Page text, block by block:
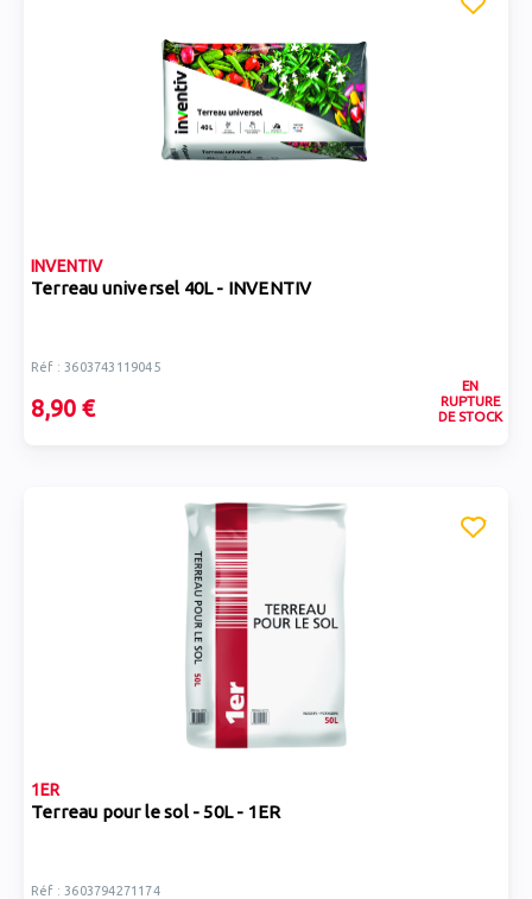
INVENTIV
Terreau universel 40L - INVENTIV
Réf : 3603743119045
8,90 €
EN
RUPTURE
DE STOCK
1ER
Terreau pour le sol - 50L - 1ER
Réf : 3603794271174